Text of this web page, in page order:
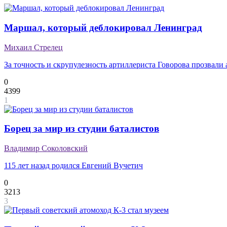
Маршал, который деблокировал Ленинград
Михаил Стрелец
За точность и скрупулезность артиллериста Говорова прозвали
0
4399
1
Борец за мир из студии баталистов
Владимир Соколовский
115 лет назад родился Евгений Вучетич
0
3213
3